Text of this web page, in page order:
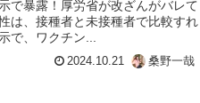
で暴露！厚労省が改ざんがバレて
は、接種者と未接種者で比較すれ
で、ワクチン...
2024.10.21 桑野一哉